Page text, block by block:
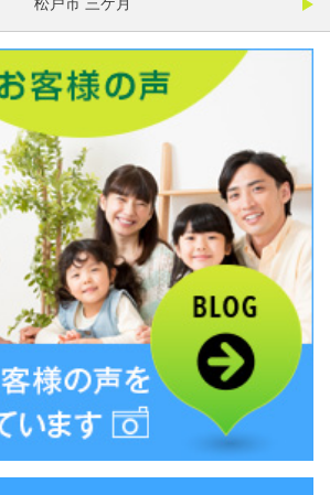
松戸市 三ケ月